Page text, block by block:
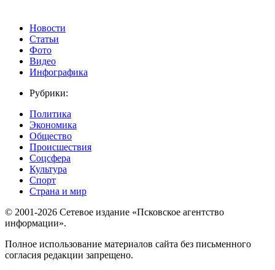
Новости
Статьи
Фото
Видео
Инфографика
Рубрики:
Политика
Экономика
Общество
Происшествия
Соцсфера
Культура
Спорт
Страна и мир
© 2001-2026 Сетевое издание «Псковское агентство
информации».
Полное использование материалов сайта без письменного
согласия редакции запрещено.